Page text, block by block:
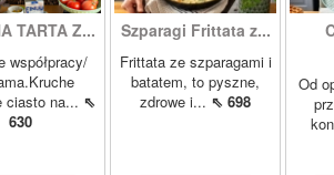
TARTA Z...
współpracy/
ciasto na... ⇖
630
Szparagi Frittata z...
Frittata ze szparagami i
batatem, to pyszne,
zdrowe i... ⇖ 698
Od